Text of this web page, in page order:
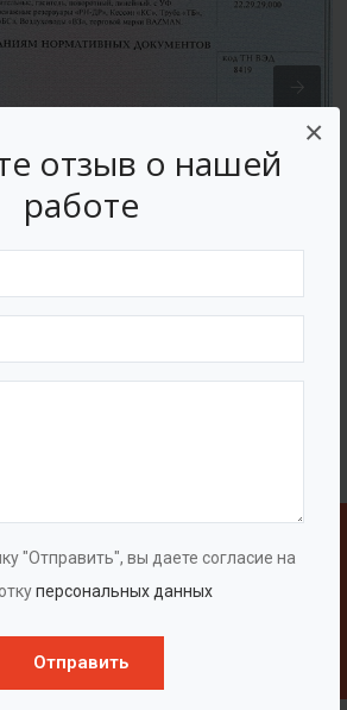
отзыв о нашей
работе
"Отправить", вы даете согласие на
персональных данных
Отправить
×
с нами
Написать